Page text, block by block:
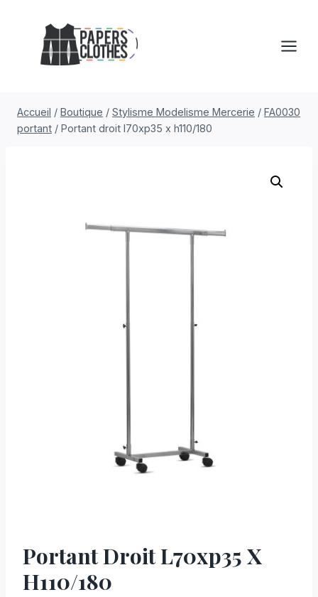
contenu
Accueil / Boutique / Stylisme Modelisme Mercerie / FA0030
portant / Portant droit l70xp35 x h110/180
Portant Droit L70xp35 X
H110/180